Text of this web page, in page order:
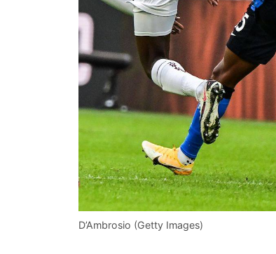
D’Ambrosio (Getty Images)